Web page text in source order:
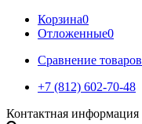
Корзина0
Отложенные0
Сравнение товаров
+7 (812) 602-70-48
Контактная информация